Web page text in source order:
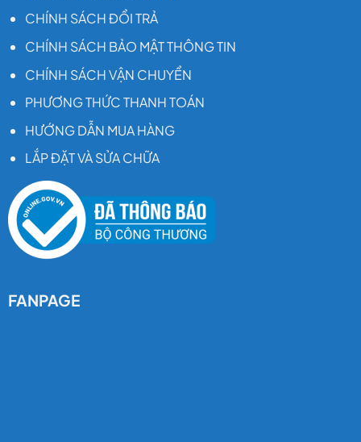
CHÍNH SÁCH ĐỔI TRẢ
CHÍNH SÁCH BẢO MẬT THÔNG TIN
CHÍNH SÁCH VẬN CHUYỂN
PHƯƠNG THỨC THANH TOÁN
HƯỚNG DẪN MUA HÀNG
LẮP ĐẶT VÀ SỬA CHỮA
FANPAGE